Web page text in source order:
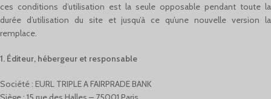
ces conditions d’utilisation est la seule opposable pendant toute la
durée d’utilisation du site et jusqu’à ce qu’une nouvelle version la
remplace.
1. Éditeur, hébergeur et responsable
Société : EURL TRIPLE A FAIRPRADE BANK